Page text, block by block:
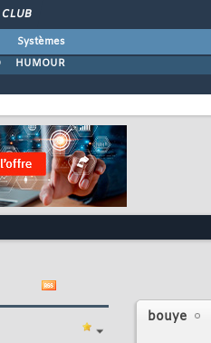
CLUB
Systèmes
HUMOUR
bouye